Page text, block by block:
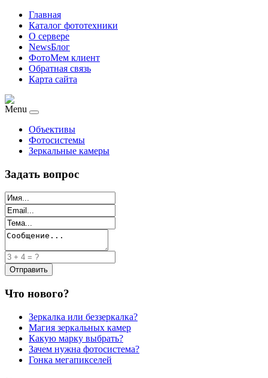
Главная
Каталог фототехники
О сервере
NewsБлог
ФотоМем клиент
Обратная связь
Карта сайта
Menu
Объективы
Фотосистемы
Зеркальные камеры
Задать вопрос
Что нового?
Зеркалка или беззеркалка?
Магия зеркальных камер
Какую марку выбрать?
Зачем нужна фотосистема?
Гонка мегапикселей